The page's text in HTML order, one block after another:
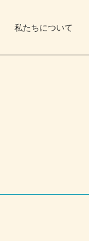
私たちについて